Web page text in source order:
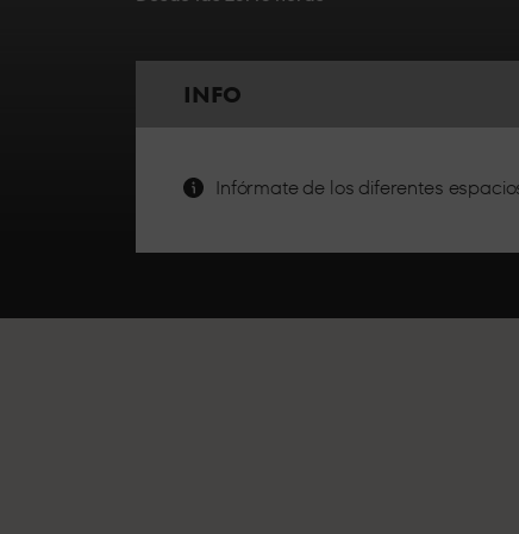
INFO
Infórmate de los diferentes
GRAN
OCUPACIÓN El